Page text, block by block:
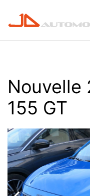
Skip to main
Nouvelle
155 GT